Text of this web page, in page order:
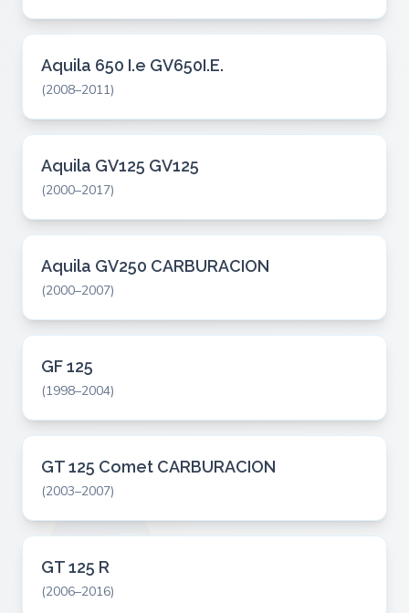
Aquila 650 I.e GV650I.E.
(2008–2011)
Aquila GV125 GV125
(2000–2017)
Aquila GV250 CARBURACION
(2000–2007)
GF 125
(1998–2004)
GT 125 Comet CARBURACION
(2003–2007)
GT 125 R
(2006–2016)